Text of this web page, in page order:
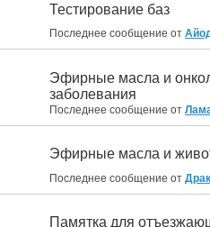
Тестирование баз
Последнее сообщение от
Эфирные масла и
заболевания
Последнее сообщение от
Эфирные масла и
Последнее сообщение от
Памятка для